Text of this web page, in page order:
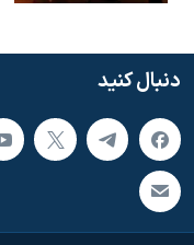
دنبال کنید